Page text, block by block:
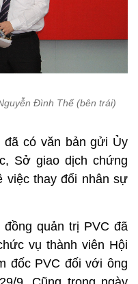
Đình Thế (bên trái)
đã có văn bản gửi Ủy
Sở giao dịch chứng
việc thay đổi nhân sự
quản trị PVC đã
vụ thành viên Hội
đốc PVC đối với ông